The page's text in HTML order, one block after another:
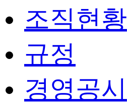
조직현황
규정
경영공시